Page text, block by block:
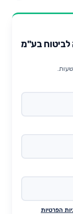
לביטוח בע"מ
הפרטיות